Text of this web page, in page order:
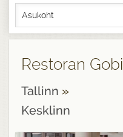
Asukoht
Restoran Gobi
Tallinn »
Kesklinn